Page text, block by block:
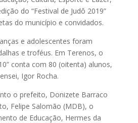
do “Festival de Judô 2019”
do município e convidados.
e adolescentes foram
e troféus. Em Terenos, o
conta com 80 (oitenta) alunos,
Igor Rocha.
o prefeito, Donizete Barraco
Felipe Salomão (MDB), o
de Educação, Hermes da